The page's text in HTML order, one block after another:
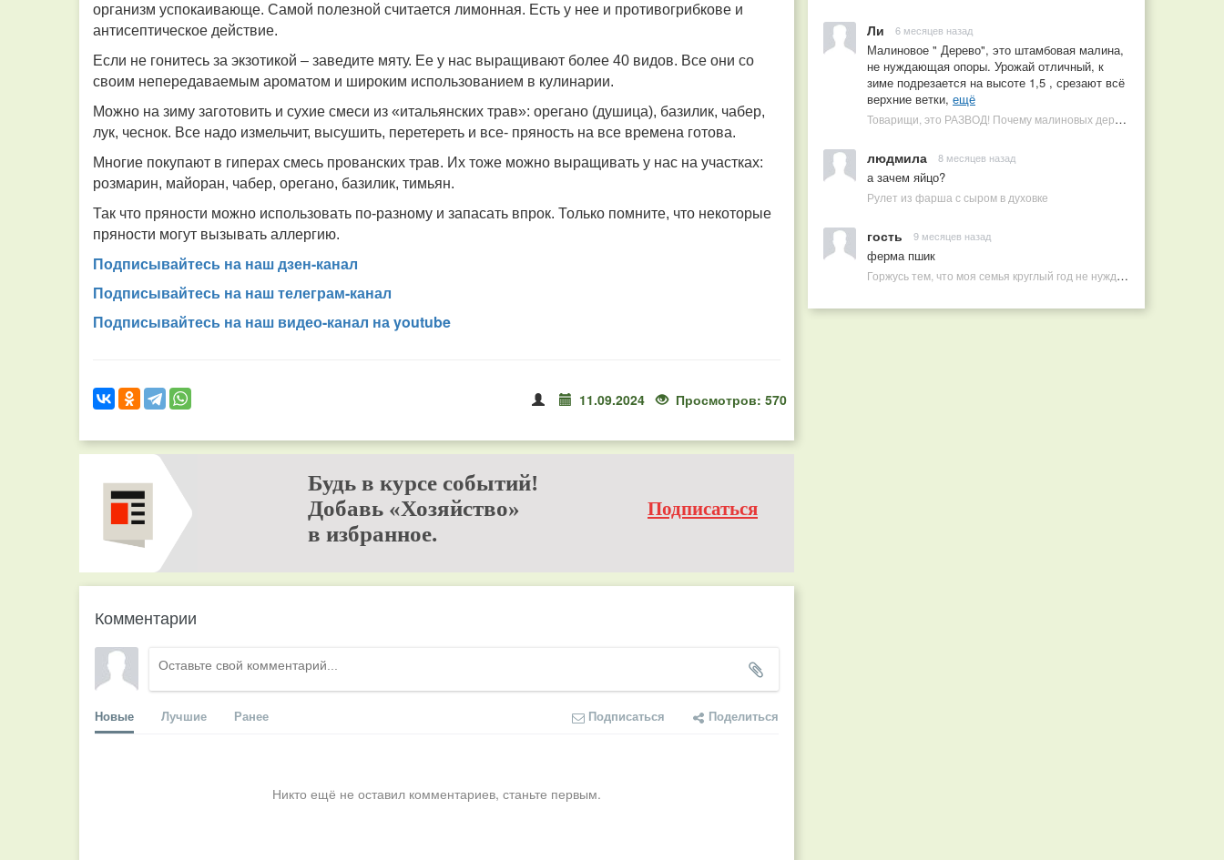
организм успокаивающе. Самой полезной считается лимонная. Есть у нее и противогрибкове и
антисептическое действие.
Если не гонитесь за экзотикой – заведите мяту. Ее у нас выращивают более 40 видов. Все они со
своим непередаваемым ароматом и широким использованием в кулинарии.
Можно на зиму заготовить и сухие смеси из «итальянских трав»: орегано (душица), базилик, чабер,
лук, чеснок. Все надо измельчит, высушить, перетереть и все- пряность на все времена готова.
Многие покупают в гиперах смесь прованских трав. Их тоже можно выращивать у нас на участках:
розмарин, майоран, чабер, орегано, базилик, тимьян.
Так что пряности можно использовать по-разному и запасать впрок. Только помните, что некоторые
пряности могут вызывать аллергию.
Подписывайтесь на наш дзен-канал
Подписывайтесь на наш телеграм-канал
Подписывайтесь на наш видео-канал на youtube
11.09.2024 Просмотров: 570
Будь в курсе событий!
Добавь «Хозяйство»
в избранное.
Подписаться
Комментарии
Новые Лучшие Ранее Подписаться Поделиться
Никто ещё не оставил комментариев, станьте первым.
Ли 6 месяцев назад
Малиновое " Дерево", это штамбовая малина,
не нуждающая опоры. Урожай отличный, к
зиме подрезается на высоте 1,5 , срезают всё
верхние ветки, ещё
Товарищи, это РАЗВОД! Почему малиновых деревьев не бывает, или Как ушлые продавцы наживаются на мечтах садоводов
людмила 8 месяцев назад
а зачем яйцо?
Рулет из фарша с сыром в духовке
гость 9 месяцев назад
ферма пшик
Горжусь тем, что моя семья круглый год не нуждается в покупных витаминах